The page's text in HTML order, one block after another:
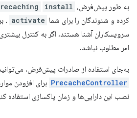
به طور پیش‌فرض، install
کرده و شنوندگان را برای شما activate
.
سرویسکاران آشنا هستند، اگر به کنترل
امر مطلوب نباشد.
به‌جای استفاده از صادرات پیش‌فرض،
PrecacheController برای افزودن
نصب این دارایی‌ها و زمان پاکسازی استفاده